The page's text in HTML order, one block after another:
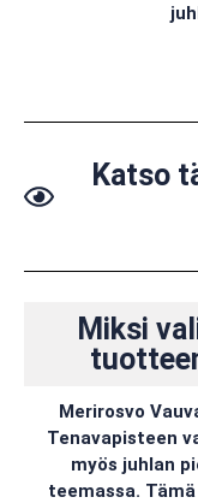
Katso
Miksi
Merirosvo
Tenavapisteen
myös juhlan
teemassa.